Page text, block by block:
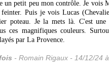
un petit peu mon contrôle. Je vois
Puis je vois Lucas
poteau. Je la mets là. C'est
ces magnifiques couleurs.
par La Provence.
- Romain Rigaux - 14/12/24